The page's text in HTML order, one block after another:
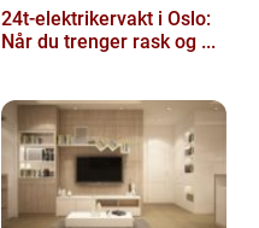
24t-elektrikervakt i Oslo:
Når du trenger rask og ...